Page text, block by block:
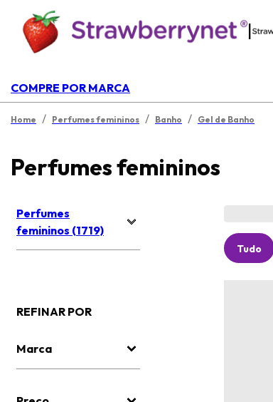
|
COMPRE POR MARCA
Home / Perfumes femininos / Banho / Gel de Banho
Perfumes femininos
Perfumes
femininos (1719)
REFINAR POR
Marca
Tudo